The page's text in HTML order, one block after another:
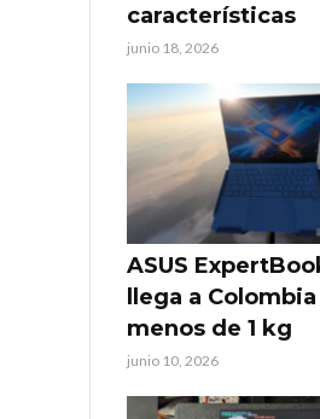
características
junio 18, 2026
ASUS
llega a
menos de 1 kg
junio 10, 2026